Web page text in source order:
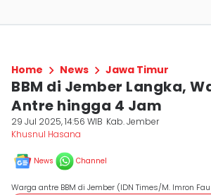
Home News Jawa Timur
BBM di Jember Langka,
Antre hingga 4 Jam
29 Jul 2025, 14:56 WIB Kab. Jember
Khusnul Hasana
News Channel
Warga antre BBM di Jember (IDN Times/M. Imron